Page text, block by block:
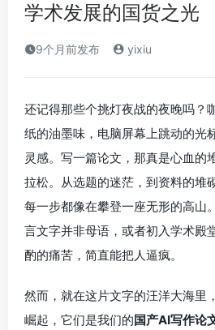
学术发展的国货之光
9个月前发布 yixiu
还记得那些个挑灯夜战的夜晚吗？
纸的油墨味，电脑屏幕上跳动的光
灵感。写一篇论文，那真是心血的
拉松。从选题的迷茫，到资料的堆
每一步都像在攀登一座无形的高山
言文字并非母语，或者初入学术殿
酌的痛苦，简直能把人逼疯。
然而，就在这片文字的汪洋大海里
崛起，它们是我们的国产AI写作论